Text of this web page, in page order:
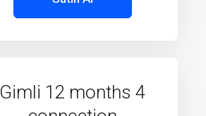
Gimli 12 months 4